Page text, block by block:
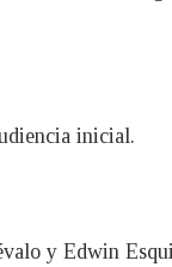
inicial.
y Edwin